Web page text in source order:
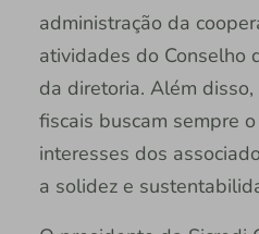
administração da
atividades do Conselho
da diretoria. Além
fiscais buscam sempre
interesses dos
a solidez e